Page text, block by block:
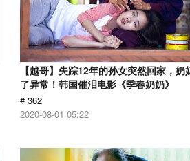
【越哥】失踪12年的孙女突然回家，奶
了异常！韩国催泪电影《季春奶奶》
# 362
2020-08-01 05:22